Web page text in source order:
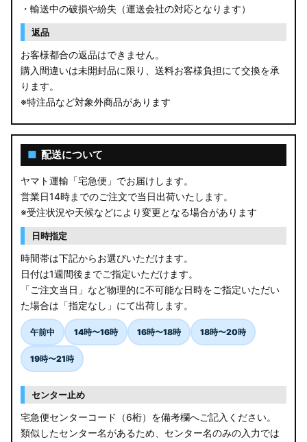
・輸送中の破損や紛失（運送会社の対応となります）
返品
お客様都合の返品はできません。
購入間違いは未開封品に限り、送料お客様負担にて交換を承
ります。
※特注品など対象外商品があります
■ 配送について
ヤマト運輸「宅急便」でお届けします。
営業日14時までのご注文で当日出荷いたします。
※受注状況や天候などにより変更となる場合があります
日時指定
時間帯は下記からお選びいただけます。
日付は1週間後までご指定いただけます。
「ご注文当日」など物理的に不可能な日時をご指定いただい
た場合は「指定なし」にて出荷します。
午前中 14時〜16時 16時〜18時 18時〜20時
19時〜21時
センター止め
宅急便センターコード（6桁）を備考欄へご記入ください。
類似したセンター名があるため、センター名のみの入力では